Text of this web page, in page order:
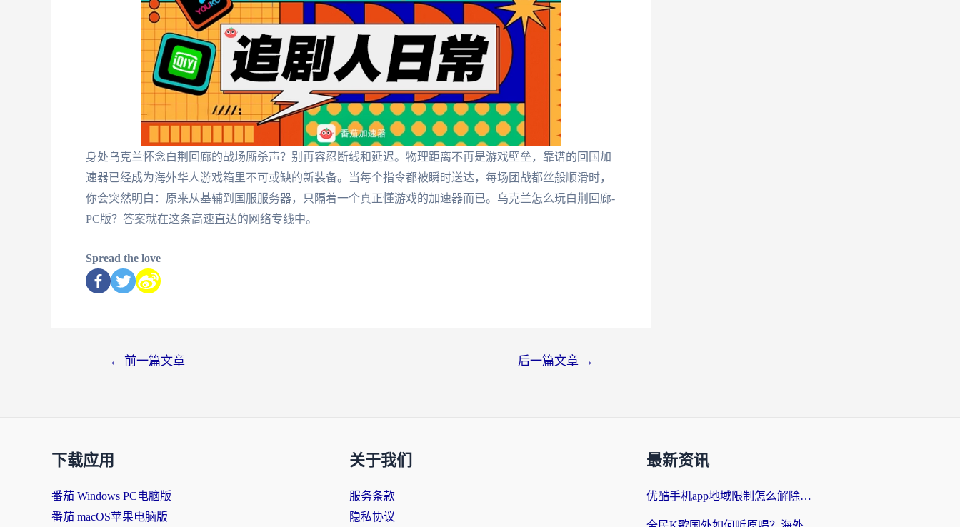
身处乌克兰怀念白荆回廊的战场厮杀声？别再容忍断线和延迟。物理距离不再是游戏壁垒，靠谱的回国加
速器已经成为海外华人游戏箱里不可或缺的新装备。当每个指令都被瞬时送达，每场团战都丝般顺滑时，
你会突然明白：原来从基辅到国服服务器，只隔着一个真正懂游戏的加速器而已。乌克兰怎么玩白荆回廊-
PC版？答案就在这条高速直达的网络专线中。
Spread the love
← 前一篇文章 后一篇文章 →
下载应用
番茄 Windows PC电脑版
番茄 macOS苹果电脑版
关于我们
服务条款
隐私协议
最新资讯
优酷手机app地域限制怎么解除？海外党亲测有效的追剧方案